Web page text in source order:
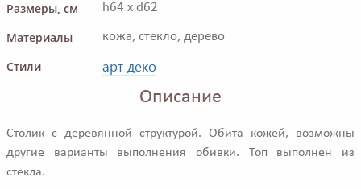
Размеры, см
h64 x d62
Материалы кожа, стекло, дерево
Стили арт деко
Описание
Столик с деревянной структурой. Обита кожей, возможны
другие варианты выполнения обивки. Топ выполнен из
стекла.